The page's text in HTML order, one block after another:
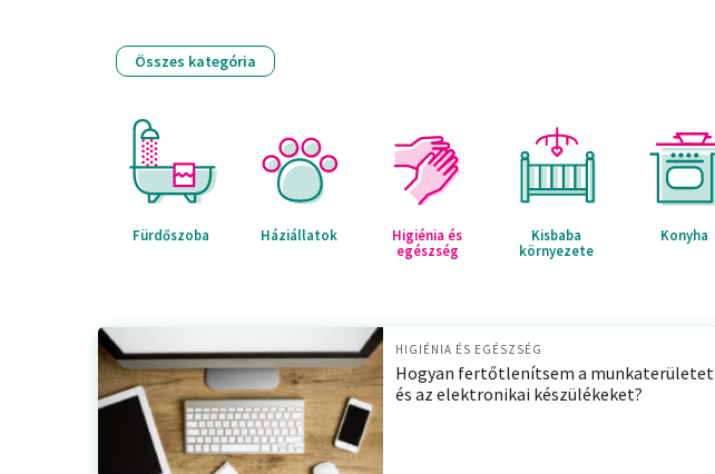
Összes kategória
Fürdőszoba Háziállatok
Higiénia és
egészség
Kisbaba
környezete
Konyha
HIGIÉNIA ÉS EGÉSZSÉG
Hogyan fertőtlenítsem a munkaterületet
és az elektronikai készülékeket?